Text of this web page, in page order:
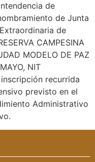
de
de Junta
de
CAMPESINA
MODELO DE PAZ
NIT
recurrida
previsto en el
Administrativo